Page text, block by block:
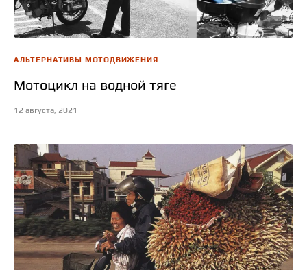
АЛЬТЕРНАТИВЫ МОТОДВИЖЕНИЯ
Мотоцикл на водной тяге
12 августа, 2021